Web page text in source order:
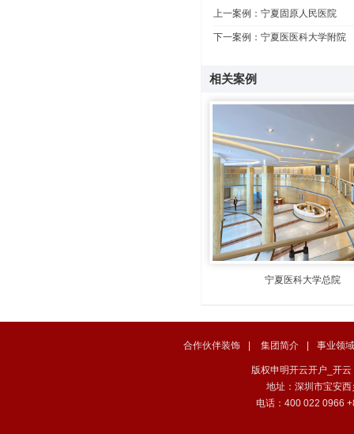
上一案例： 宁夏固原人民医院
下一案例： 宁夏医医科大学附院
相关案例
宁夏医科大学总院
合作伙伴装饰 | 集团简介 | 事业领域
版权申明开云开户_开
地址：深圳市宝安
电话：400 022 0966